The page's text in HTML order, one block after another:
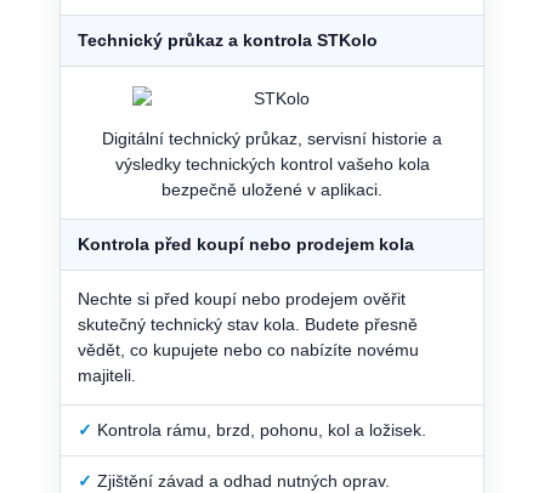
Technický průkaz a kontrola STKolo
Digitální technický průkaz, servisní historie a
výsledky technických kontrol vašeho kola
bezpečně uložené v aplikaci.
Kontrola před koupí nebo prodejem kola
Nechte si před koupí nebo prodejem ověřit
skutečný technický stav kola. Budete přesně
vědět, co kupujete nebo co nabízíte novému
majiteli.
✓ Kontrola rámu, brzd, pohonu, kol a ložisek.
✓ Zjištění závad a odhad nutných oprav.